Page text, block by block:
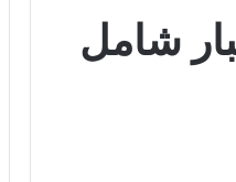
شامل